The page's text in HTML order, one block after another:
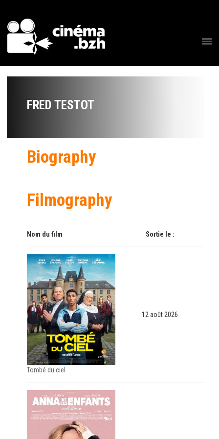
FRED TESTOT
Biography
Filmography
Nom du film Sortie le :
Tombé du ciel
12 août 2026